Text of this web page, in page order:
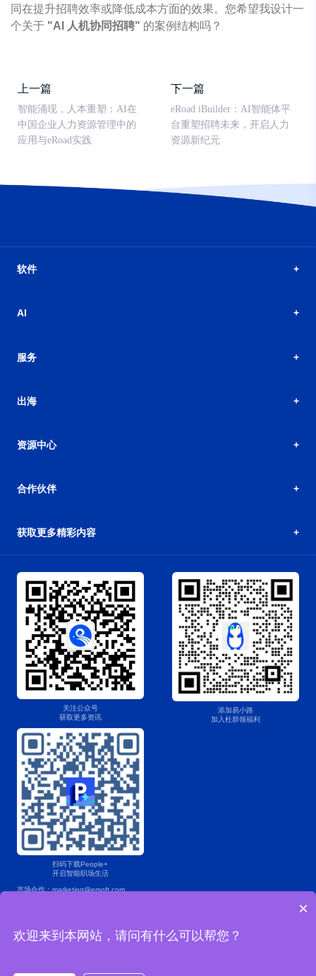
同在提升招聘效率或降低成本方面的效果。您希望我设计一
个关于 "AI 人机协同招聘" 的案例结构吗？
上一篇
智能涌现，人本重塑：AI在
中国企业人力资源管理中的
应用与eRoad实践
下一篇
eRoad iBuilder：AI智能体平
台重塑招聘未来，开启人力
资源新纪元
软件
AI
服务
出海
资源中心
合作伙伴
获取更多精彩内容
关注公众号
获取更多资讯
添加易小路
加入杜群领福利
扫码下载People+
开启智能职场生活
市场合作：marketing@ersoft.com
×
欢迎来到本网站，请问有什么可以帮您？